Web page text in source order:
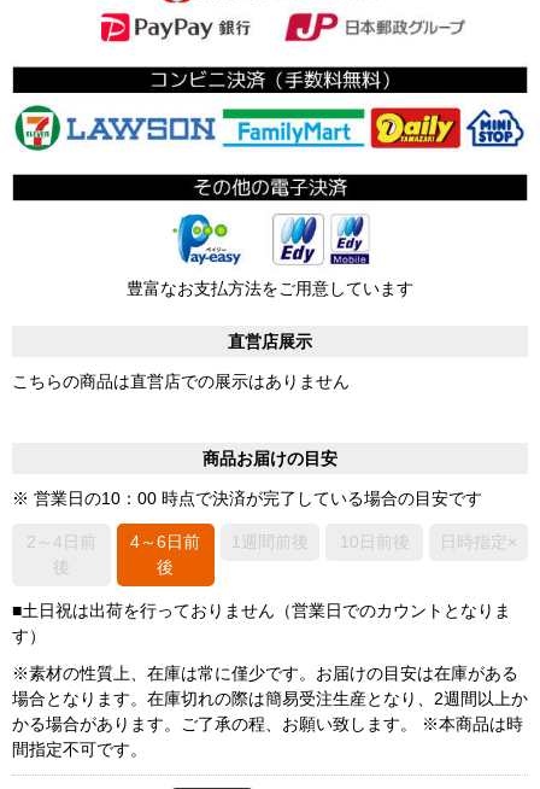
豊富なお支払方法をご用意しています
直営店展示
こちらの商品は直営店での展示はありません
商品お届けの目安
※ 営業日の10：00 時点で決済が完了している場合の目安です
2～4日前
後
4～6日前
後
1週間前後 10日前後 日時指定×
■土日祝は出荷を行っておりません（営業日でのカウントとなりま
す）
※素材の性質上、在庫は常に僅少です。お届けの目安は在庫がある
場合となります。在庫切れの際は簡易受注生産となり、2週間以上か
かる場合があります。ご了承の程、お願い致します。 ※本商品は時
間指定不可です。